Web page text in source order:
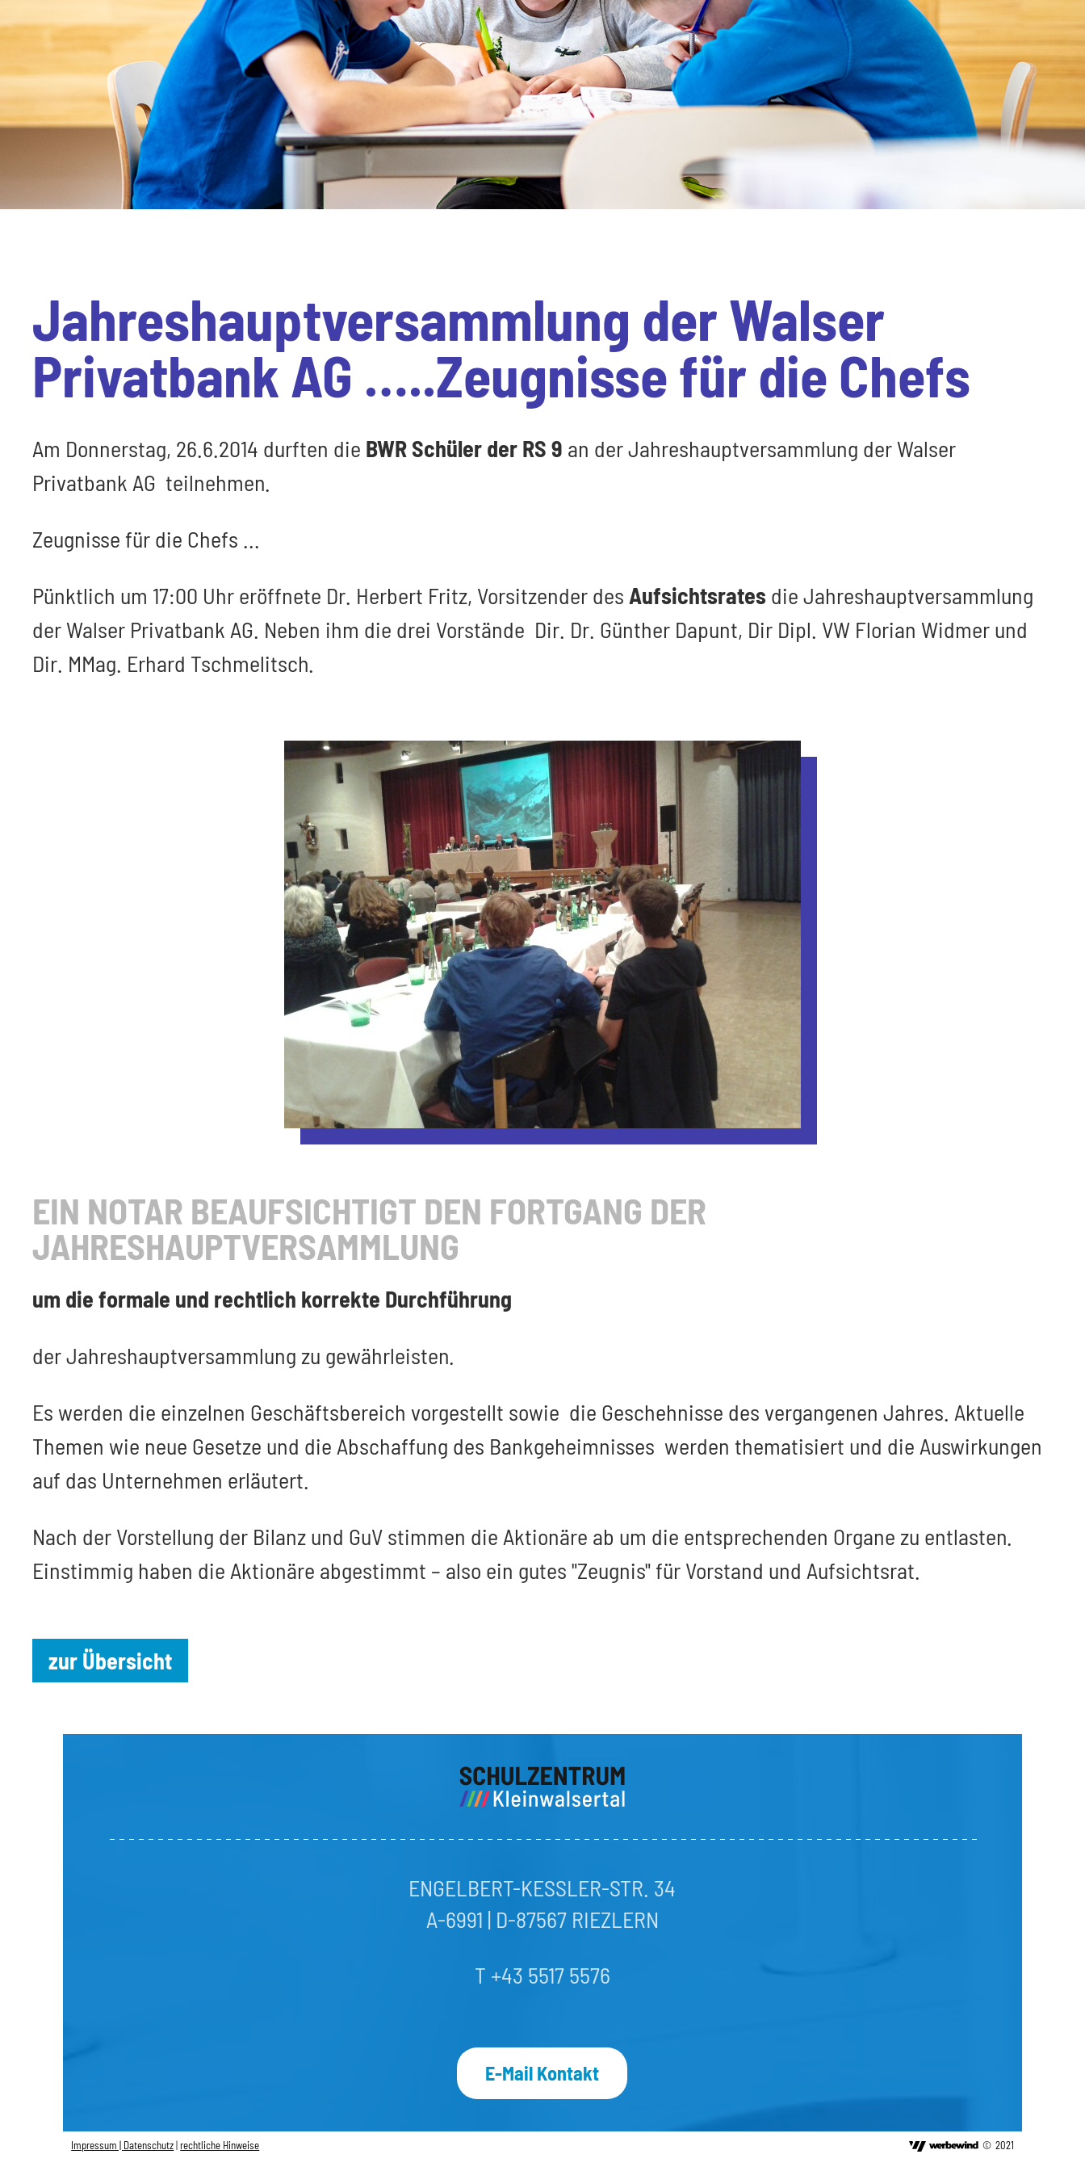
Jahreshauptversammlung der Walser
Privatbank AG …..Zeugnisse für die Chefs
Am Donnerstag, 26.6.2014 durften die BWR Schüler der RS 9 an der Jahreshauptversammlung der Walser
Privatbank AG teilnehmen.
Zeugnisse für die Chefs ...
Pünktlich um 17:00 Uhr eröffnete Dr. Herbert Fritz, Vorsitzender des Aufsichtsrates die Jahreshauptversammlung
der Walser Privatbank AG. Neben ihm die drei Vorstände Dir. Dr. Günther Dapunt, Dir Dipl. VW Florian Widmer und
Dir. MMag. Erhard Tschmelitsch.
EIN NOTAR BEAUFSICHTIGT DEN FORTGANG DER
JAHRESHAUPTVERSAMMLUNG
um die formale und rechtlich korrekte Durchführung
der Jahreshauptversammlung zu gewährleisten.
Es werden die einzelnen Geschäftsbereich vorgestellt sowie die Geschehnisse des vergangenen Jahres. Aktuelle
Themen wie neue Gesetze und die Abschaffung des Bankgeheimnisses werden thematisiert und die Auswirkungen
auf das Unternehmen erläutert.
Nach der Vorstellung der Bilanz und GuV stimmen die Aktionäre ab um die entsprechenden Organe zu entlasten.
Einstimmig haben die Aktionäre abgestimmt – also ein gutes "Zeugnis" für Vorstand und Aufsichtsrat.
zur Übersicht
ENGELBERT-KESSLER-STR. 34
A-6991 | D-87567 RIEZLERN
T +43 5517 5576
E-Mail Kontakt
Impressum | Datenschutz|rechtliche Hinweise © 2021